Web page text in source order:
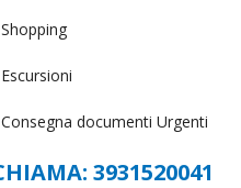
Shopping
Escursioni
Consegna documenti Urgenti
3931520041